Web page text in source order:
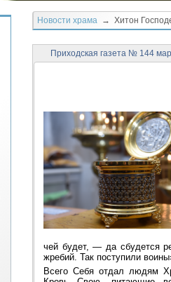
Новости храма → Хитон
Приходская газета № 144
чей будет, — да сбудется
жребий. Так поступили
Всего Себя отдал людям